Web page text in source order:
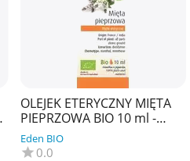
OLEJEK ETERYCZNY MIĘTA
PIEPRZOWA BIO 10 ml -
PHYSALIS
Eden BIO
0.0